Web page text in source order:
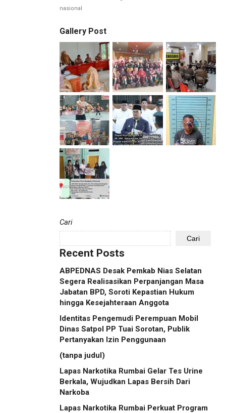
Di Sendayan
nasional
Gallery Post
Cari
Cari
Recent Posts
ABPEDNAS Desak Pemkab Nias Selatan
Segera Realisasikan Perpanjangan Masa
Jabatan BPD, Soroti Kepastian Hukum
hingga Kesejahteraan Anggota
Identitas Pengemudi Perempuan Mobil
Dinas Satpol PP Tuai Sorotan, Publik
Pertanyakan Izin Penggunaan
(tanpa judul)
Lapas Narkotika Rumbai Gelar Tes Urine
Berkala, Wujudkan Lapas Bersih Dari
Narkoba
Lapas Narkotika Rumbai Perkuat Program